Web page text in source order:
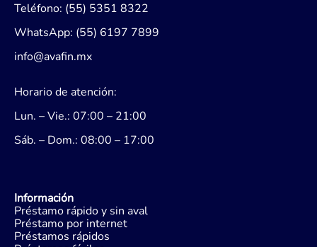
Teléfono: (55) 5351 8322
WhatsApp: (55) 6197 7899
info@avafin.mx
Horario de atención:
Lun. – Vie.: 07:00 – 21:00
Sáb. – Dom.: 08:00 – 17:00
Información
Préstamo rápido y sin aval
Préstamo por internet
Préstamos rápidos